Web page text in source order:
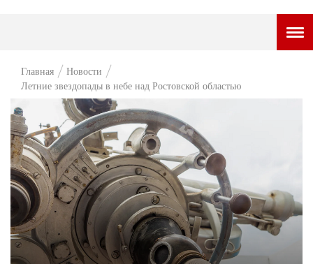
НОВОСТИ
ВОПРОС НЕДЕЛИ
ПРЕМЬЕРА
ТАМ И ТУТ
СТИЛЬ ЖИЗНИ
ХАЙП
ЧЕЛОВЕК ОСОБЕННЫЙ
Главная
Новости
Летние звездопады в небе над Ростовской областью